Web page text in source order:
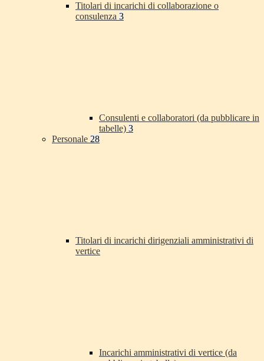
Titolari di incarichi di collaborazione o
consulenza 3
Consulenti e collaboratori (da pubblicare in
tabelle) 3
Personale 28
Titolari di incarichi dirigenziali amministrativi di
vertice
Incarichi amministrativi di vertice (da